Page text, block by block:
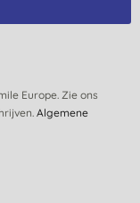
Europe. Zie ons
Algemene